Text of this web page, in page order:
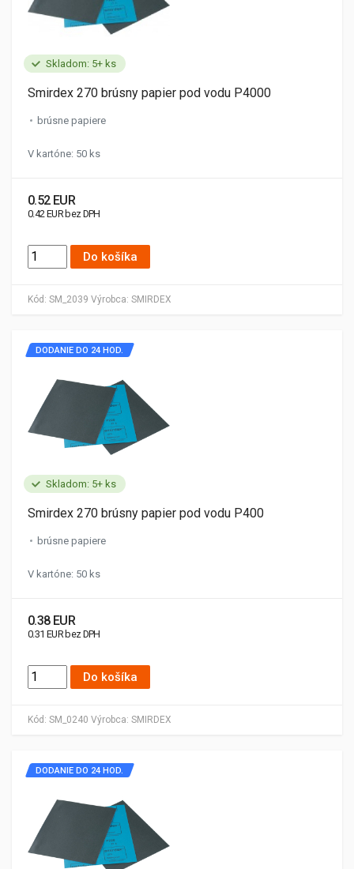
Skladom: 5+ ks
Kód: SM_2039 Výrobca: SMIRDEX
Smirdex 270 brúsny papier pod vodu P4000
brúsne papiere
V kartóne: 50 ks
0.52 EUR
0.42 EUR bez DPH
Do košíka
Skladom: 5+ ks
Kód: SM_0240 Výrobca: SMIRDEX
DODANIE DO 24 HOD.
Smirdex 270 brúsny papier pod vodu P400
brúsne papiere
V kartóne: 50 ks
0.38 EUR
0.31 EUR bez DPH
Do košíka
DODANIE DO 24 HOD.